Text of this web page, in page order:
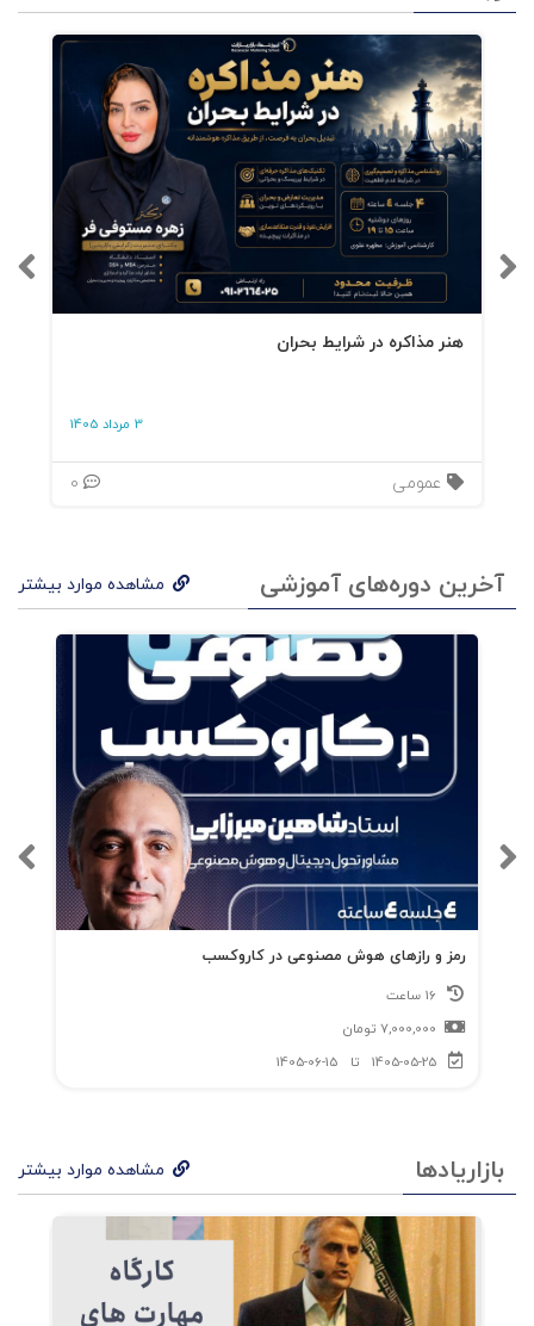
هنر مذاکره در شرایط بحران
3 مرداد 1405
عمومی
آخرین دوره‌های آموزشی مشاهده موارد بیشتر
رمز و رازهای هوش مصنوعی در کاروکسب
7,000,000 تومان
1405-05-25
تا 1405-06-15
بازاریادها مشاهده موارد بیشتر